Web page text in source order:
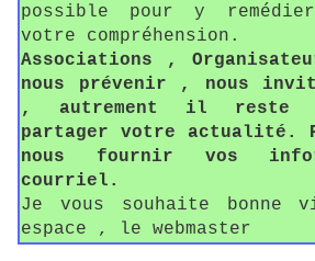
possible pour y
votre compréhension.
Associations ,
nous prévenir , nous
, autrement il reste
partager votre actualité.
nous fournir vos
courriel.
Je vous souhaite bonne
espace , le webmaster